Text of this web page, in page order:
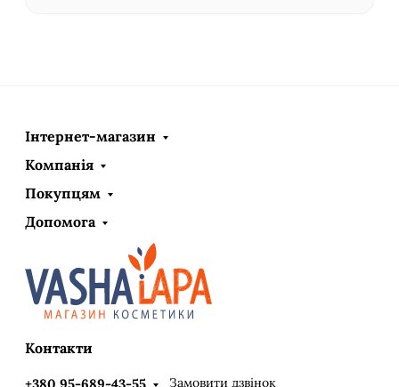
Інтернет-магазин
Компанія
Покупцям
Допомога
Контакти
Замовити дзвінок